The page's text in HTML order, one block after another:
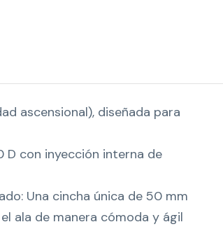
ascensional), diseñada para
D con inyección interna de
Una cincha única de 50 mm
ala de manera cómoda y ágil